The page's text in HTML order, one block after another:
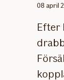
08 april
Efter